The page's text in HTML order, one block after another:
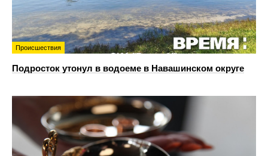
Происшествия
Подросток утонул в водоеме в Навашинском округе